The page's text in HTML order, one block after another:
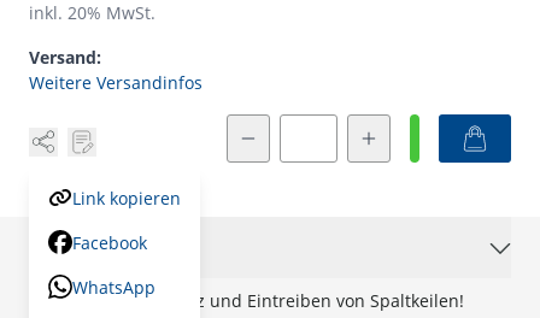
inkl. 20% MwSt.
Versand:
Weitere Versandinfos
Link kopieren
Facebook
WhatsApp
Beschreibung
Zum Spalten von Holz und Eintreiben von Spaltkeilen!